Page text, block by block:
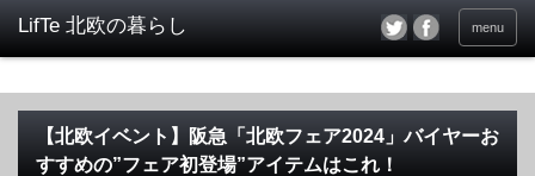
menu
【北欧イベント】阪急「北欧フェア2024」バイヤーお
すすめの”フェア初登場”アイテムはこれ！